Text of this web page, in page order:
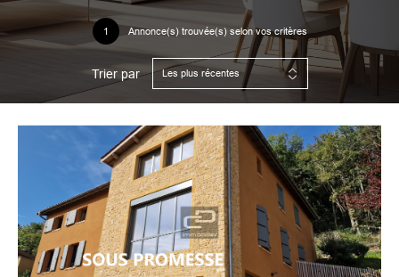
1 Annonce(s) trouvée(s) selon vos critères
Trier par Les plus récentes